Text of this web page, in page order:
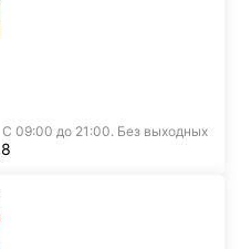
С 09:00 до 21:00. Без выходных